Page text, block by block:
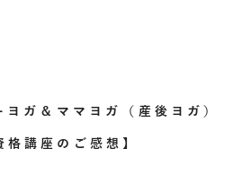
ガ＆ママヨガ（産後ヨガ）
講座のご感想】